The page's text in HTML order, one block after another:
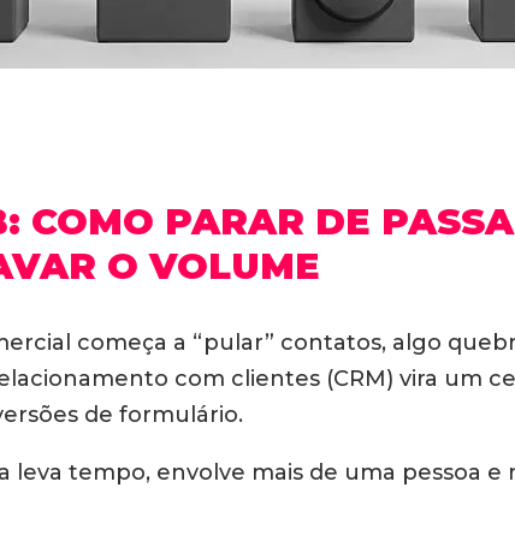
COMO PARAR DE
O VOLUME
começa a “pular” contatos, algo
com clientes (CRM) vira um
de formulário.
leva tempo, envolve mais de uma pessoa